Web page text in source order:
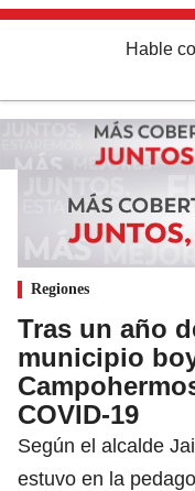
Hable
Regiones
Tras un año
municipio
COVID-19
Según el alcalde
estuvo en la